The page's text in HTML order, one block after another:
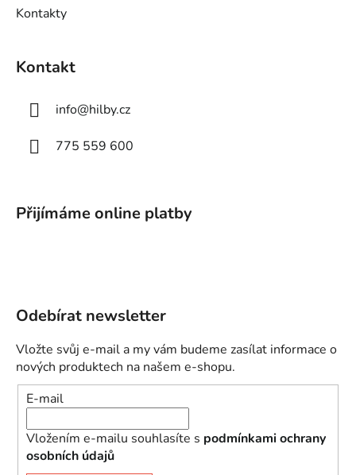
Kontakty
Kontakt
info@hilby.cz
775 559 600
Přijímáme online platby
Odebírat newsletter
Vložte svůj e-mail a my vám budeme zasílat informace o
nových produktech na našem e-shopu.
E-mail
Vložením e-mailu souhlasíte s podmínkami ochrany
osobních údajů